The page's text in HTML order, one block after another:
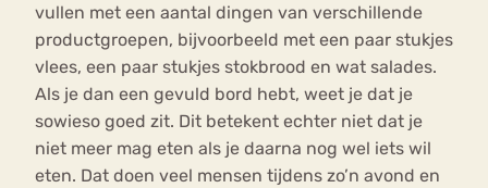
vullen met een aantal dingen van verschillende
productgroepen, bijvoorbeeld met een paar stukjes
vlees, een paar stukjes stokbrood en wat salades.
Als je dan een gevuld bord hebt, weet je dat je
sowieso goed zit. Dit betekent echter niet dat je
niet meer mag eten als je daarna nog wel iets wil
eten. Dat doen veel mensen tijdens zo’n avond en